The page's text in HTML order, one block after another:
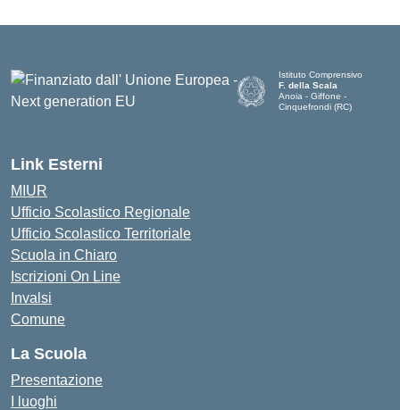
Istituto Comprensivo
F. della Scala
Anoia - Giffone -
Cinquefrondi (RC)
Link Esterni
MIUR
Ufficio Scolastico Regionale
Ufficio Scolastico Territoriale
Scuola in Chiaro
Iscrizioni On Line
Invalsi
Comune
La Scuola
Presentazione
I luoghi